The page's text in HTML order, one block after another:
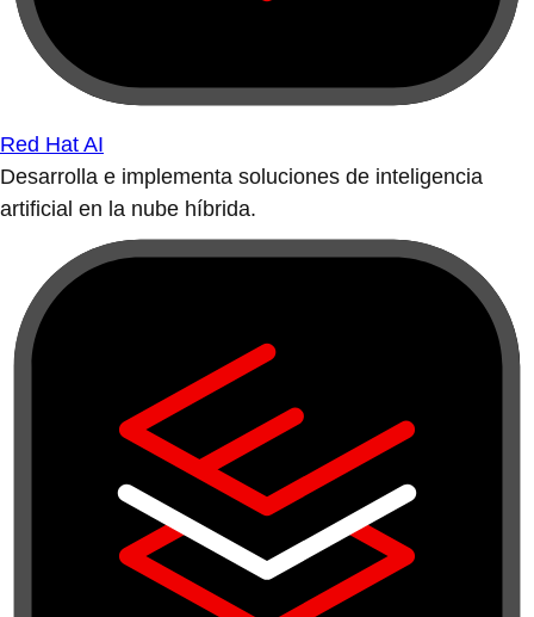
Red Hat AI
Desarrolla e implementa soluciones de inteligencia
artificial en la nube híbrida.